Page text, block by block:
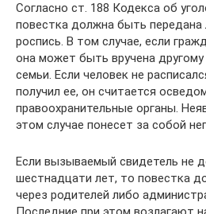
Согласно ст. 188 Кодекса об
повестка должна быть передана
роспись. В том случае, если
она может быть вручена другому
семьи. Если человек не
получил ее, он считается
правоохранительные органы.
этом случае понесет за собой
Если вызываемый свидетель не
шестнадцати лет, то повестка
через родителей либо